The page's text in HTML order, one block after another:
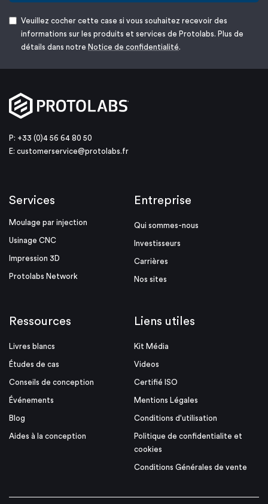
Veuillez cocher cette case si vous souhaitez recevoir des
informations sur les produits et services de Protolabs. Plus de
détails dans notre Notice de confidentialité.
P: +33 (0)4 56 64 80 50
E: customerservice@protolabs.fr
Services
Moulage par injection
Usinage CNC
Impression 3D
Protolabs Network
Entreprise
Qui sommes-nous
Investisseurs
Carrières
Nos sites
Ressources
Livres blancs
Études de cas
Conseils de conception
Événements
Blog
Aides à la conception
Liens utiles
Kit Média
Videos
Certifié ISO
Mentions Légales
Conditions d'utilisation
Politique de confidentialite et
cookies
Conditions Générales de vente